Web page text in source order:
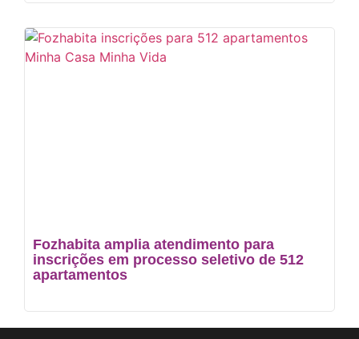
Fozhabita amplia atendimento para
inscrições em processo seletivo de 512
apartamentos